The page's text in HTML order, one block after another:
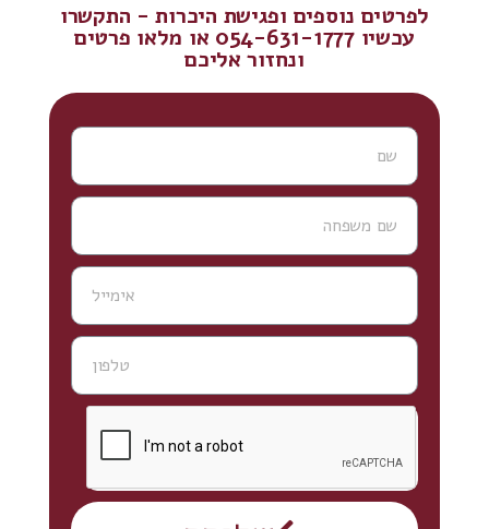
לפרטים נוספים ופגישת היכרות - התקשרו
עכשיו 054-631-1777 או מלאו פרטים
ונחזור אליכם